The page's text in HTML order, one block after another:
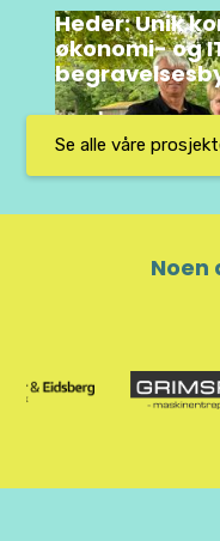
Heder: Unik
økonomi- og
Se alle våre
Noen